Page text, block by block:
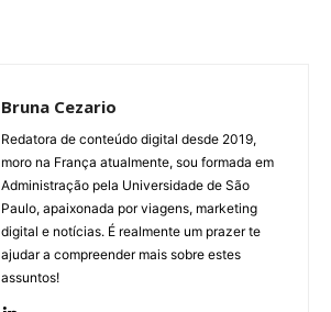
Bruna Cezario
Redatora de conteúdo digital desde 2019,
moro na França atualmente, sou formada em
Administração pela Universidade de São
Paulo, apaixonada por viagens, marketing
digital e notícias. É realmente um prazer te
ajudar a compreender mais sobre estes
assuntos!